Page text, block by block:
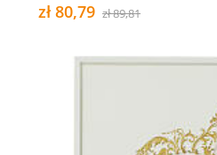
zł 80,79 zł 89,81